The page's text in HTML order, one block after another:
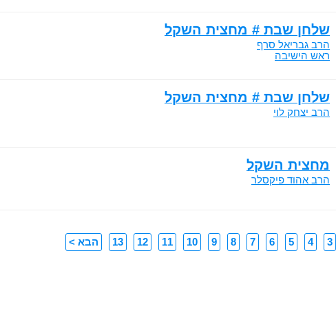
שלחן שבת # מחצית השקל
הרב גבריאל סרף
ראש הישיבה
שלחן שבת # מחצית השקל
הרב יצחק לוי
מחצית השקל
הרב אהוד פיקסלר
3
4
5
6
7
8
9
10
11
12
13 הבא >